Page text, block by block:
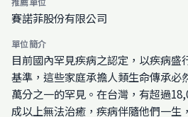
賽諾菲股份有限公司
單位簡介
目前國內罕見疾病之認定，以疾病盛
基準，這些家庭承擔人類生命傳承必
萬分之一的罕見。在台灣，有超過
成以上無法治癒，疾病伴隨他們一生